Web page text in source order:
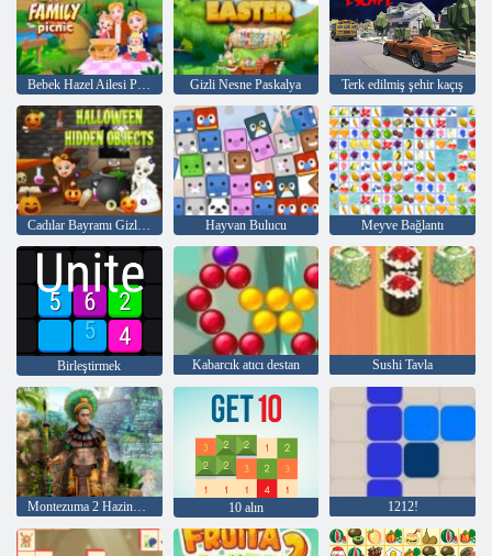
Bebek Hazel Ailesi Pikniği Gizli Nesne Paskalya Terk edilmiş şehir kaçış
Hayvan Bulucu Meyve Bağlantı
Birleştirmek Kabarcık atıcı destan Sushi Tavla
Montezuma 2 Hazineleri 10 alın 1212!